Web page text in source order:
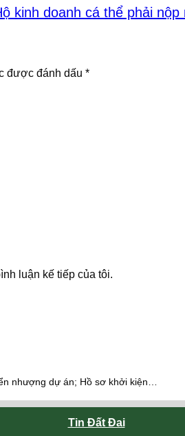
kinh doanh cá thể phải
được đánh dấu *
luận kế tiếp của tôi.
nhượng dự án; Hồ sơ khởi kiện…
Tin Đất Đai